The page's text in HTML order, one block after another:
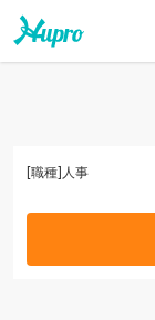
[職種] 人事